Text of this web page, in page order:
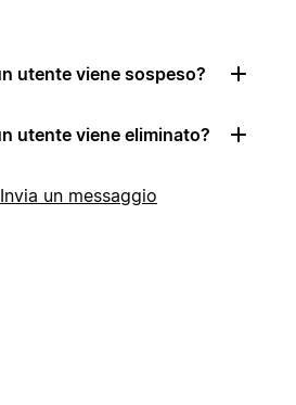
utente viene sospeso?
utente viene eliminato?
Invia un messaggio